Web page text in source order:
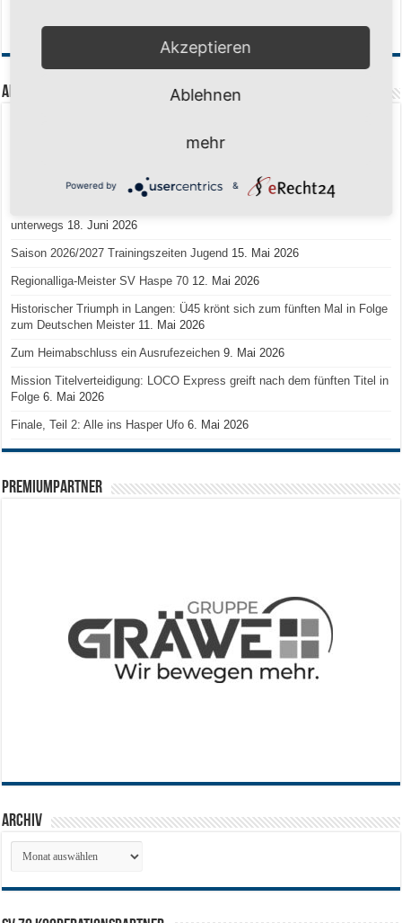
Aktuelle Beiträge
Schuljahr geschafft – Sommerferien, wir kommen!
Team LOCO Germany wird Vize-Europameister 2026 9. Juli 2026
unterwegs 18. Juni 2026
Saison 2026/2027 Trainingszeiten Jugend 15. Mai 2026
Regionalliga-Meister SV Haspe 70 12. Mai 2026
Historischer Triumph in Langen: Ü45 krönt sich zum fünften Mal in Folge
zum Deutschen Meister 11. Mai 2026
Zum Heimabschluss ein Ausrufezeichen 9. Mai 2026
Mission Titelverteidigung: LOCO Express greift nach dem fünften Titel in
Folge 6. Mai 2026
Finale, Teil 2: Alle ins Hasper Ufo 6. Mai 2026
PREMIUMPARTNER
Archiv
Archiv
Akzeptieren
Ablehnen
mehr
Powered by &